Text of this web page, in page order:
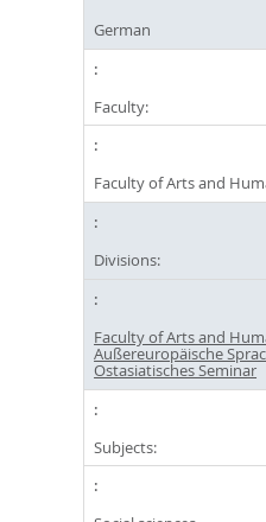
German
Faculty:
Faculty of Arts and
Divisions:
Faculty of Arts and
Außereuropäische
Ostasiatisches Seminar
Subjects: